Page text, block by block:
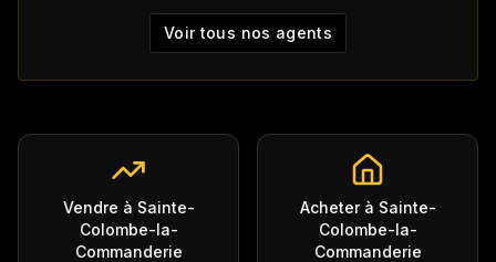
Voir tous nos agents
Vendre à Sainte-
Colombe-la-
Commanderie
Acheter à Sainte-
Colombe-la-
Commanderie